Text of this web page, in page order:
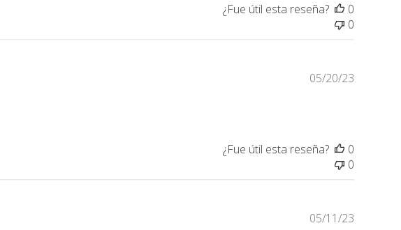
¿Fue útil esta reseña?
0
0
Fecha
05/20/23
¿Fue útil esta reseña?
0
0
Fecha
05/11/23